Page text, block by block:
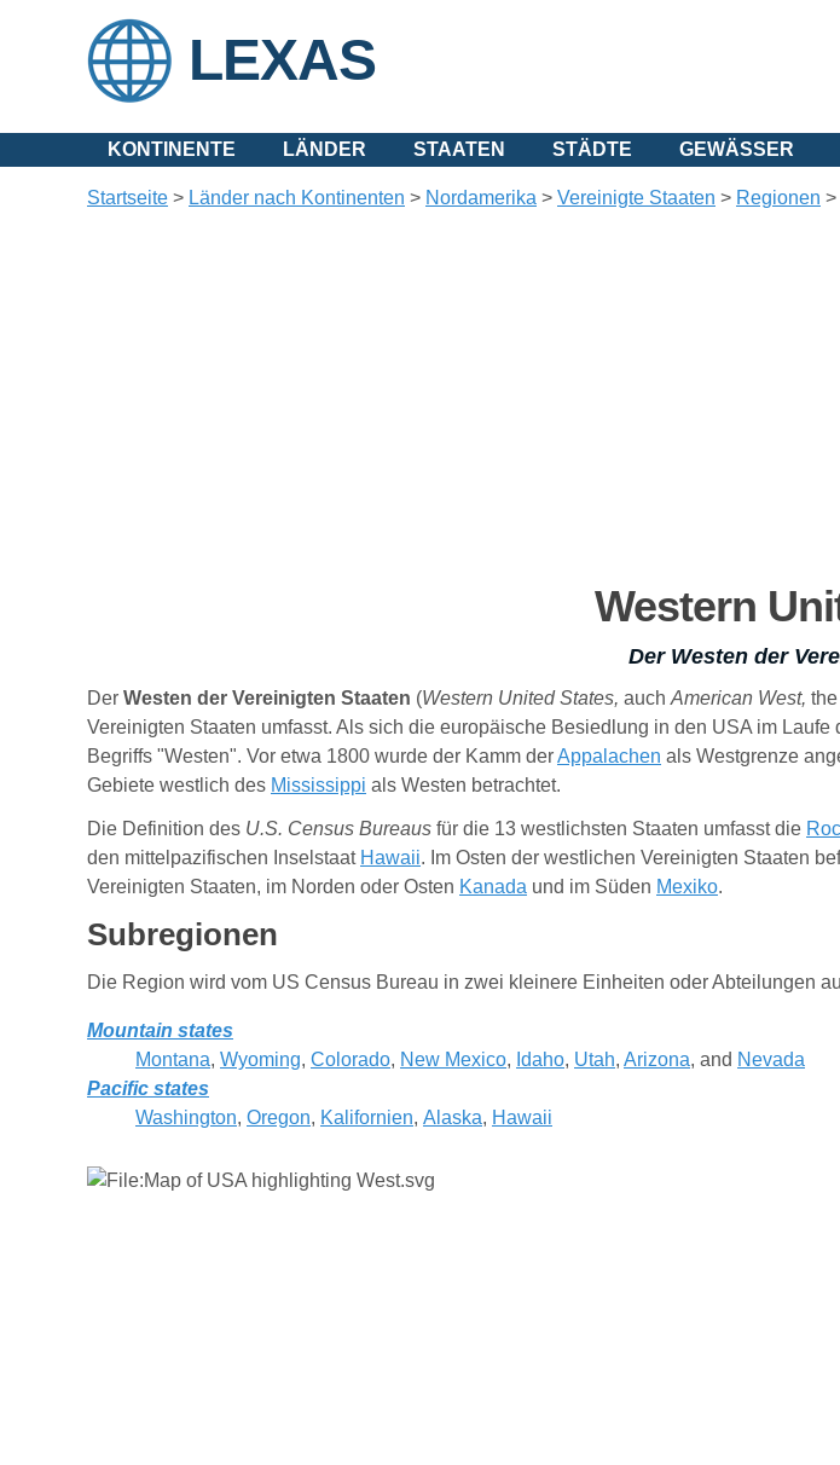
LEXAS
KONTINENTE LÄNDER STAATEN STÄDTE GEWÄSSER
Startseite > Länder nach Kontinenten > Nordamerika > Vereinigte Staaten > Regionen >
Western
Der Westen der
Der Westen der Vereinigten Staaten (Western United States, auch American West, the
Vereinigten Staaten umfasst. Als sich die europäische Besiedlung in den USA im
Begriffs "Westen". Vor etwa 1800 wurde der Kamm derAppalachen als Westgrenze
Gebiete westlich des Mississippi als Westen betrachtet.
Die Definition des U.S. Census Bureaus für die 13 westlichsten Staaten umfasst die
den mittelpazifischen Inselstaat Hawaii. Im Osten der westlichen Vereinigten Staaten
Vereinigten Staaten, im Norden oder Osten Kanada und im Süden Mexiko.
Subregionen
Die Region wird vom US Census Bureau in zwei kleinere Einheiten oder Abteilungen
Mountain states
Montana, Wyoming, Colorado, New Mexico, Idaho, Utah, Arizona, and Nevada
Pacific states
Washington, Oregon, Ka lifornien, Alaska, Hawaii